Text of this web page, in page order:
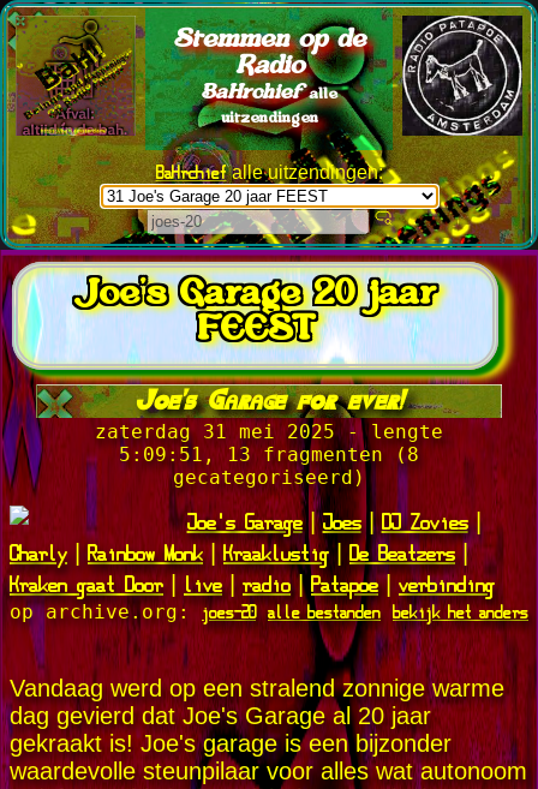
Stemmen op de
Radio
BaHrchief alle
uitzendingen
BaHrchiefalle uitzendingen:
Joe's Garage 20 jaar
FEEST
Joe's Garage for ever!
zaterdag 31 mei 2025 - lengte
5:09:51, 13 fragmenten (8
gecategoriseerd)
Joe's Garage|Joes|DJ Zovies|
Charly Rainbow Monk|Kraaklustig| De Beatzers|
Kraken gaat Door| live| radio| Patapoe| verbinding
op archive.org:joes-20 alle bestanden bekijk het anders
Vandaag werd op een stralend zonnige warme
dag gevierd dat Joe's Garage al 20 jaar
gekraakt is! Joe's garage is een bijzonder
waardevolle steunpilaar voor alles wat autonoom